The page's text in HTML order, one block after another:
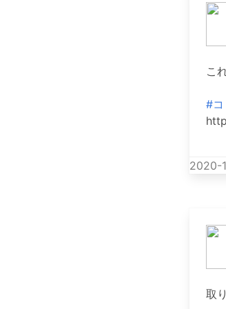
こ
#コ
2020-
取